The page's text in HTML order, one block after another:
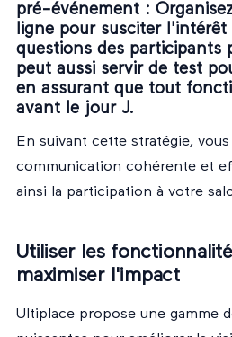
pré-événement :
ligne pour susciter
questions des participants
peut aussi servir de test
en assurant que tout
avant le jour J.
En suivant cette stratégie,
communication cohérente et
ainsi la participation à votre
Utiliser les
maximiser l'impact
Ultiplace propose une gamme